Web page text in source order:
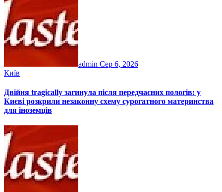
admin Сер 6, 2026
Київ
Двійня tragically загинула після передчасних пологів: у
Києві розкрили незаконну схему сурогатного материнства
для іноземців